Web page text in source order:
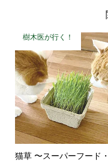
樹木医が行く！
猫草 〜スーパーフード